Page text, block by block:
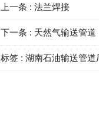
上一条 :法兰焊接
下一条 : 天然气输送管道
标签 :湖南石油输送管道